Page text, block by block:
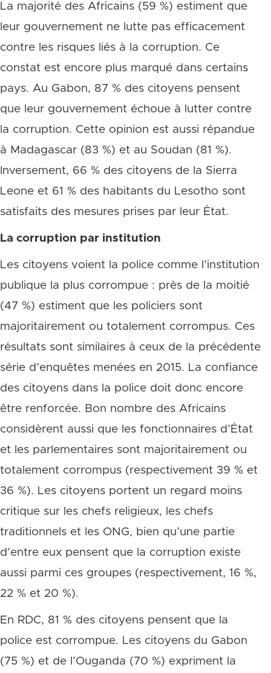
La majorité des Africains (59 %) estiment que
leur gouvernement ne lutte pas efficacement
contre les risques liés à la corruption. Ce
constat est encore plus marqué dans certains
pays. Au Gabon, 87 % des citoyens pensent
que leur gouvernement échoue à lutter contre
la corruption. Cette opinion est aussi répandue
à Madagascar (83 %) et au Soudan (81 %).
Inversement, 66 % des citoyens de la Sierra
Leone et 61 % des habitants du Lesotho sont
satisfaits des mesures prises par leur État.
La corruption par institution
Les citoyens voient la police comme l’institution
publique la plus corrompue : près de la moitié
(47 %) estiment que les policiers sont
majoritairement ou totalement corrompus. Ces
résultats sont similaires à ceux de la précédente
série d’enquêtes menées en 2015. La confiance
des citoyens dans la police doit donc encore
être renforcée. Bon nombre des Africains
considèrent aussi que les fonctionnaires d’État
et les parlementaires sont majoritairement ou
totalement corrompus (respectivement 39 % et
36 %). Les citoyens portent un regard moins
critique sur les chefs religieux, les chefs
traditionnels et les ONG, bien qu’une partie
d’entre eux pensent que la corruption existe
aussi parmi ces groupes (respectivement, 16 %,
22 % et 20 %).
En RDC, 81 % des citoyens pensent que la
police est corrompue. Les citoyens du Gabon
(75 %) et de l’Ouganda (70 %) expriment la